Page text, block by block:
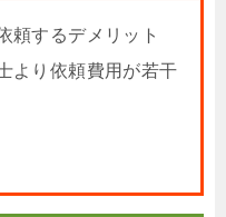
頼するデメリット
より依頼費用が若干